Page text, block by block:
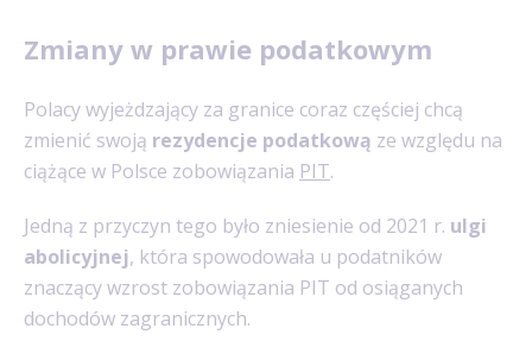
Zmiany w prawie podatkowym
Polacy wyjeżdzający za granice coraz częściej chcą
zmienić swoją rezydencje podatkową ze względu na
ciążące w Polsce zobowiązania PIT.
Jedną z przyczyn tego było zniesienie od 2021 r. ulgi
abolicyjnej, która spowodowała u podatników
znaczący wzrost zobowiązania PIT od osiąganych
dochodów zagranicznych.